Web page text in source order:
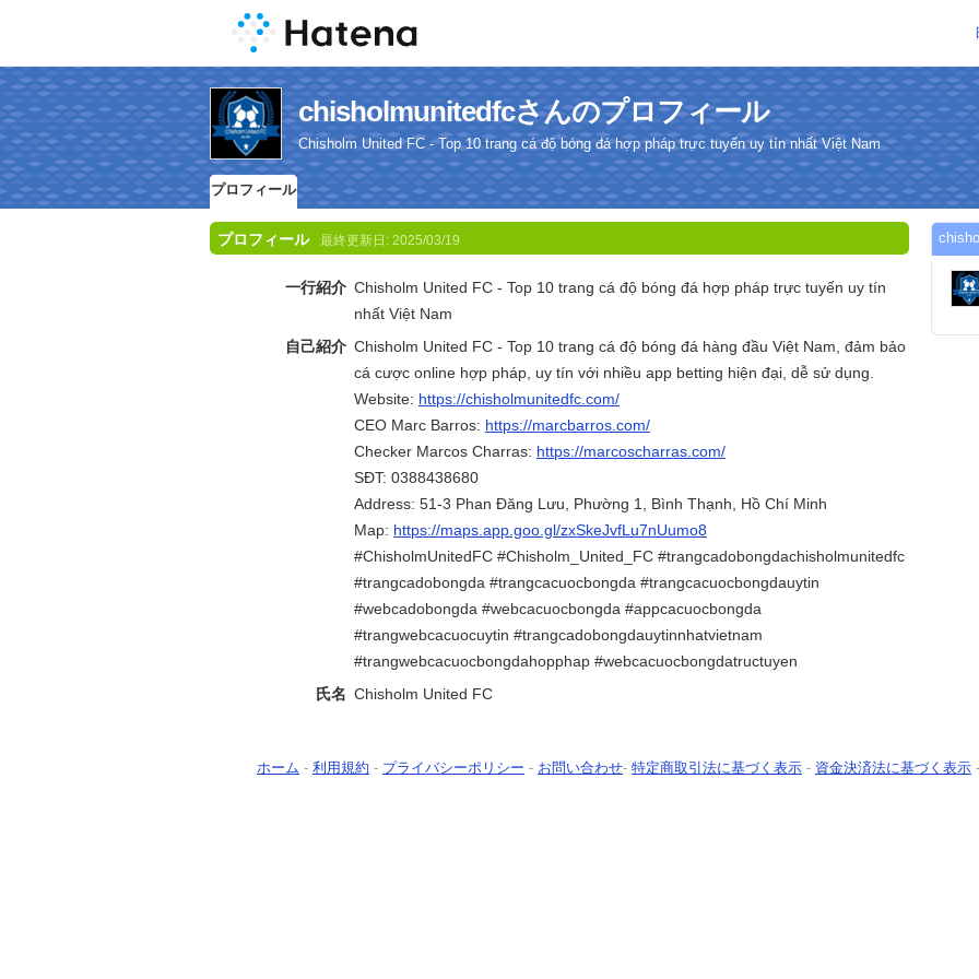
chisholmunitedfcさんのプロフィール
Chisholm United FC - Top 10 trang cá độ bóng đá hợp pháp trực tuyến uy tín nhất Việt Nam
プロフィール
プロフィール 最終更新日: 2025/03/19
一行紹介 Chisholm United FC - Top 10 trang cá độ bóng đá hợp pháp trực tuyến uy tín
nhất Việt Nam
自己紹介 Chisholm United FC - Top 10 trang cá độ bóng đá hàng đầu Việt Nam, đảm bảo
cá cược online hợp pháp, uy tín với nhiều app betting hiện đại, dễ sử dụng.
Website: https://chisholmunitedfc.com/
CEO Marc Barros: https://marcbarros.com/
Checker Marcos Charras: https://marcoscharras.com/
SĐT: 0388438680
Address: 51-3 Phan Đăng Lưu, Phường 1, Bình Thạnh, Hồ Chí Minh
Map: https://maps.app.goo.gl/zxSkeJvfLu7nUumo8
#ChisholmUnitedFC #Chisholm_United_FC #trangcadobongdachisholmunitedfc
#trangcadobongda #trangcacuocbongda #trangcacuocbongdauytin
#webcadobongda #webcacuocbongda #appcacuocbongda
#trangwebcacuocuytin #trangcadobongdauytinnhatvietnam
#trangwebcacuocbongdahopphap #webcacuocbongdatructuyen
氏名 Chisholm United FC
ホーム - 利用規約 - プライバシーポリシー - お問い合わせ- 特定商取引法に基づく表示 - 資金決済法に基づく表示 -